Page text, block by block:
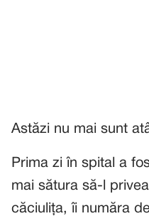
Astăzi nu mai sunt
Prima zi în spital a
mai sătura să-l
căciulița, îi număra